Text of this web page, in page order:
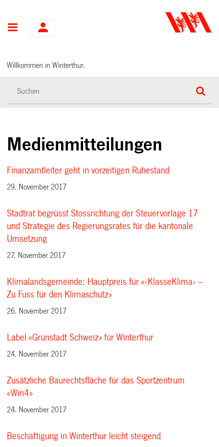
Hauptnavigation
Willkommen in Winterthur.
Medienmitteilungen
Finanzamtleiter geht in vorzeitigen Ruhestand
29. November 2017
Stadtrat begrüsst Stossrichtung der Steuervorlage 17
und Strategie des Regierungsrates für die kantonale
Umsetzung
27. November 2017
Klimalandsgemeinde: Hauptpreis für «‹KlasseKlima› –
Zu Fuss für den Klimaschutz»
26. November 2017
Label «Grünstadt Schweiz» für Winterthur
24. November 2017
Zusätzliche Baurechtsfläche für das Sportzentrum
«Win4»
24. November 2017
Beschäftigung in Winterthur leicht steigend